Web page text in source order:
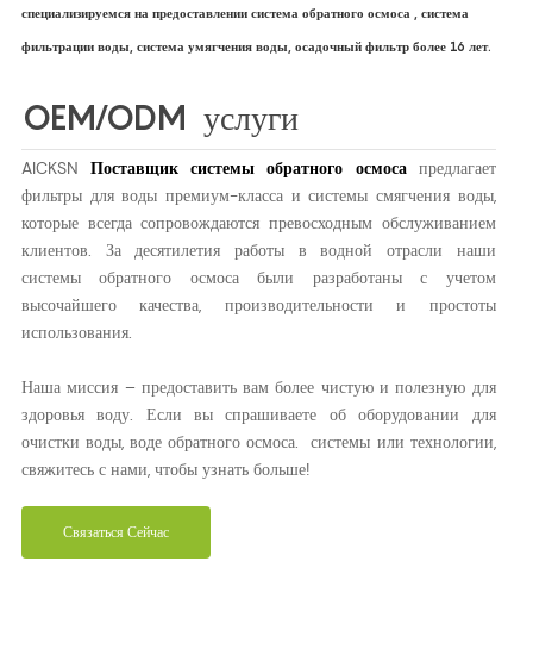
специализируемся на предоставлении система обратного осмоса
, система
фильтрации воды, система умягчения воды, осадочный фильтр более 16 лет.
OEM/ODM услуги
AICKSNПоставщик системы обратного осмоса предлагает
фильтры для воды премиум-класса и системы смягчения воды,
которые всегда сопровождаются превосходным обслуживанием
клиентов. За десятилетия работы в водной отрасли наши
системы обратного осмоса были разработаны с учетом
высочайшего качества, производительности и простоты
использования.
Наша миссия – предоставить вам более чистую и полезную для
здоровья воду. Если вы спрашиваете об оборудовании для
очистки воды, воде обратного осмоса. системы или технологии,
свяжитесь с нами, чтобы узнать больше!
Связаться Сейчас